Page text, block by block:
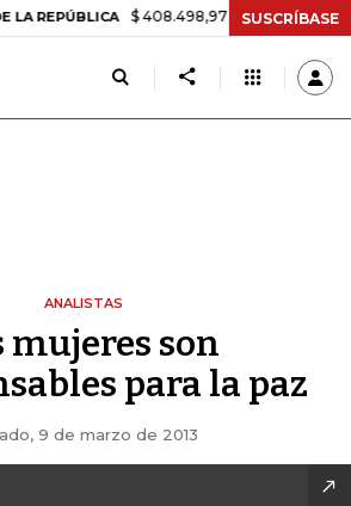
$ 408.498,97 +$ 8.753,81 +2,19%
SUSCRÍBASE
ANALISTAS
mujeres son
para la paz
9 de marzo de 2013